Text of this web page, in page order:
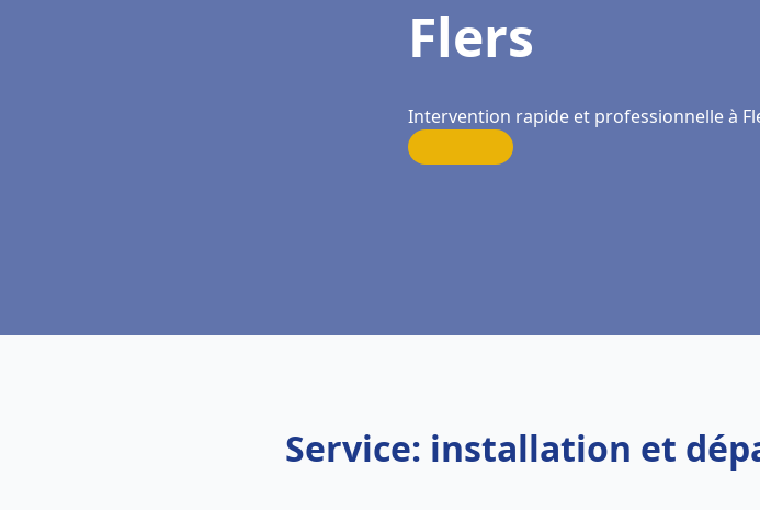
Flers
Intervention rapide et professionnelle à
Service: installation et